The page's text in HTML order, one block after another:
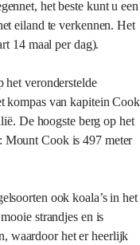
het beste kunt u een
eiland te verkennen. Het
14 maal per dag).
het veronderstelde
kompas van kapitein Cook
De hoogste berg op het
Mount Cook is 497 meter
ook koala’s in het
strandjes en is
waardoor het er heerlijk